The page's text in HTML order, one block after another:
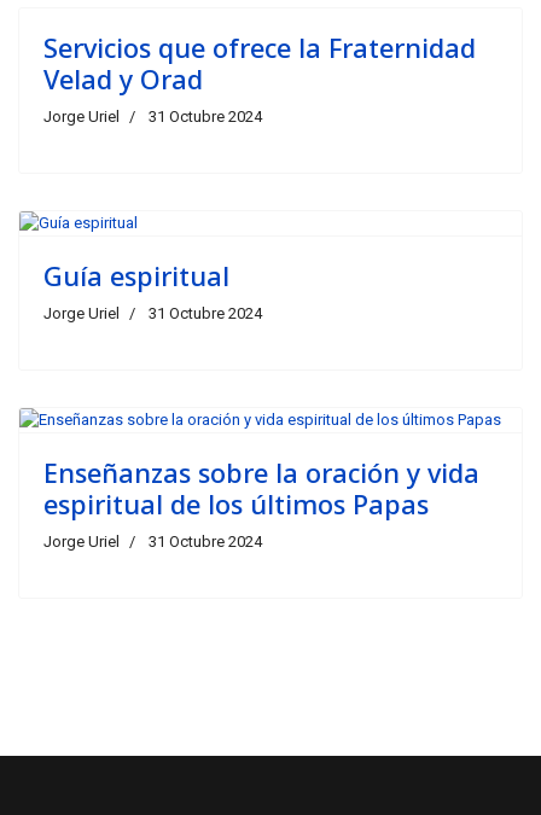
Servicios que ofrece la Fraternidad
Velad y Orad
Jorge Uriel 31 Octubre 2024
Guía espiritual
Jorge Uriel 31 Octubre 2024
Enseñanzas sobre la oración y vida
espiritual de los últimos Papas
Jorge Uriel 31 Octubre 2024